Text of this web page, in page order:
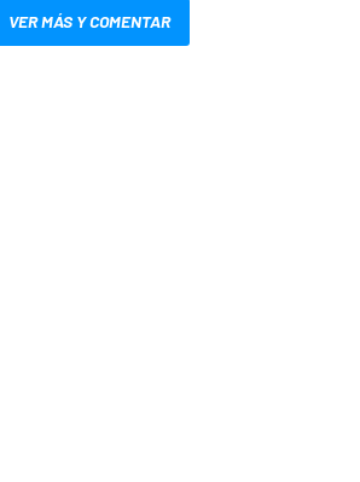
VER MÁS Y COMENTAR